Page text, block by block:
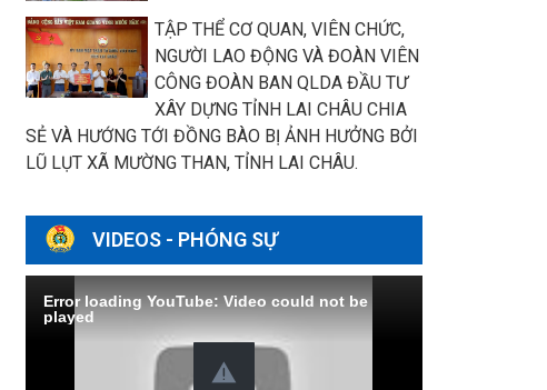
TẬP THỂ CƠ QUAN, VIÊN CHỨC,
NGƯỜI LAO ĐỘNG VÀ ĐOÀN VIÊN
CÔNG ĐOÀN BAN QLDA ĐẦU TƯ
XÂY DỰNG TỈNH LAI CHÂU CHIA
SẺ VÀ HƯỚNG TỚI ĐỒNG BÀO BỊ ẢNH HƯỞNG BỞI
LŨ LỤT XÃ MƯỜNG THAN, TỈNH LAI CHÂU.
VIDEOS - PHÓNG SỰ
Error loading YouTube: Video could not be
played